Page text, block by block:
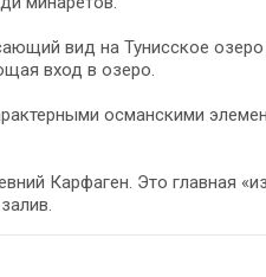
вид на Тунисское озеро
вход в озеро.
османскими
Карфаген. Это главная